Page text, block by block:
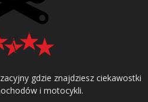
gdzie znajdziesz ciekawostki
i motocykli.